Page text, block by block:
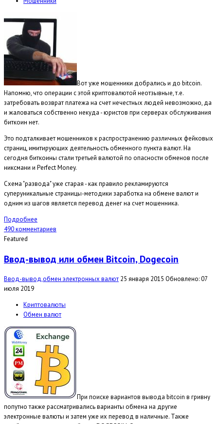
Вот уже мошенники добрались и до bitcoin.
Напомню, что операции с этой криптовалютой неотзывные, т.е.
затребовать возврат платежа на счет нечестных людей невозможно, да
и жаловаться собственно некуда - юристов при серверах обслуживания
биткоин нет.
Это подталкивает мошенников к распространению различных фейковых
страниц, имитирующих деятельность обменного пункта валют. На
сегодня биткоины стали третьей валютой по опасности обменов после
никсмани и Perfect Money.
Схема "развода" уже старая - как правило рекламируются
суперуникальные страницы-методики заработка на обмене валют и
одним из шагов является перевод денег на счет мошенника.
Подробнее
490 комментариев
Featured
Ввод-вывод или обмен Bitcoin, Dogecoin
Ввод-вывод,обмен электронных валют 25 января 2015 Обновлено: 07
июля 2019
Криптовалюты
Обмен валют
При поиске вариантов вывода bitcoin в гривну
попутно также рассматривались варианты обмена на другие
электронные валюты и затем уже их перевод в наличные. Также